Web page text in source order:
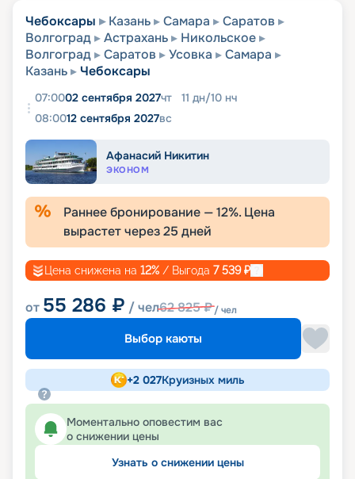
Чебоксары Казань Самара
Саратов
Волгоград
Астрахань
Никольское
Волгоград
Саратов Усовка
Самара
Казань
Чебоксары
07:0002 сентября 2027чт 11 дн/10 нч
08:0012 сентября 2027вс
Афанасий Никитин
ЭКОНОМ
Раннее бронирование —12%. Цена
вырастет через25 дней
Цена снижена на 12% / Выгода 7 539₽
от 55 286 ₽ / чел62 825₽/ чел
Выбор каюты
+2 027Круизных миль
Моментально оповестим вас
о снижении цены
Узнать о снижении цены